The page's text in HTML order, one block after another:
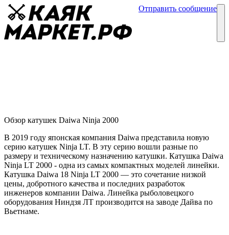
Отправить сообщение
Обзор катушек Daiwa Ninja 2000
В 2019 году японская компания Daiwa представила новую
серию катушек Ninja LT. В эту серию вошли разные по
размеру и техническому назначению катушки. Катушка Daiwa
Ninja LT 2000 - одна из самых компактных моделей линейки.
Катушка Daiwa 18 Ninja LT 2000 — это сочетание низкой
цены, добротного качества и последних разработок
инженеров компании Daiwa. Линейка рыболовецкого
оборудования Ниндзя ЛТ производится на заводе Дайва по
Вьетнаме.